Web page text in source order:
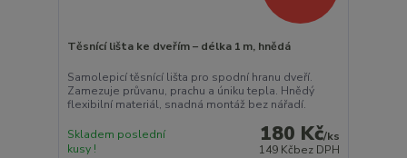
Těsnící lišta ke dveřím – délka 1 m, hnědá
Samolepicí těsnící lišta pro spodní hranu dveří.
Zamezuje průvanu, prachu a úniku tepla. Hnědý
flexibilní materiál, snadná montáž bez nářadí.
180 Kč/ks
149 Kčbez DPH
Skladem poslední
kusy !